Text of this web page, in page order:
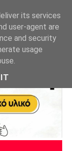
its services
user-agent are
and security
usage